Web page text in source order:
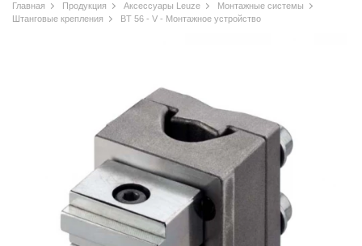
Главная Продукция Аксессуары Leuze
Монтажные системы
Штанговые крепления
BT 56 - V - Монтажное устройство